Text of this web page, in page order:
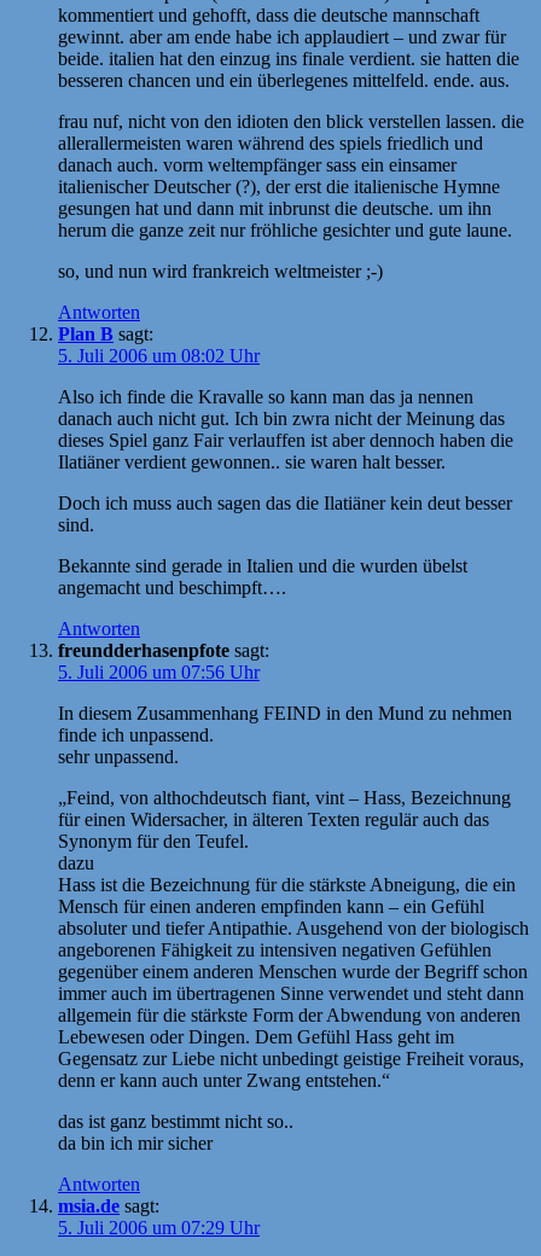
kommentiert und gehofft, dass die deutsche mannschaft
gewinnt. aber am ende habe ich applaudiert – und zwar für
beide. italien hat den einzug ins finale verdient. sie hatten die
besseren chancen und ein überlegenes mittelfeld. ende. aus.
frau nuf, nicht von den idioten den blick verstellen lassen. die
allerallermeisten waren während des spiels friedlich und
danach auch. vorm weltempfänger sass ein einsamer
italienischer Deutscher (?), der erst die italienische Hymne
gesungen hat und dann mit inbrunst die deutsche. um ihn
herum die ganze zeit nur fröhliche gesichter und gute laune.
so, und nun wird frankreich weltmeister ;-)
Antworten
Plan B sagt:
5. Juli 2006 um 08:02 Uhr
Also ich finde die Kravalle so kann man das ja nennen
danach auch nicht gut. Ich bin zwra nicht der Meinung das
dieses Spiel ganz Fair verlauffen ist aber dennoch haben die
Ilatiäner verdient gewonnen.. sie waren halt besser.
Doch ich muss auch sagen das die Ilatiäner kein deut besser
sind.
Bekannte sind gerade in Italien und die wurden übelst
angemacht und beschimpft….
Antworten
freundderhasenpfote sagt:
5. Juli 2006 um 07:56 Uhr
In diesem Zusammenhang FEIND in den Mund zu nehmen
finde ich unpassend.
sehr unpassend.
„Feind, von althochdeutsch fiant, vint – Hass, Bezeichnung
für einen Widersacher, in älteren Texten regulär auch das
Synonym für den Teufel.
dazu
Hass ist die Bezeichnung für die stärkste Abneigung, die ein
Mensch für einen anderen empfinden kann – ein Gefühl
absoluter und tiefer Antipathie. Ausgehend von der biologisch
angeborenen Fähigkeit zu intensiven negativen Gefühlen
gegenüber einem anderen Menschen wurde der Begriff schon
immer auch im übertragenen Sinne verwendet und steht dann
allgemein für die stärkste Form der Abwendung von anderen
Lebewesen oder Dingen. Dem Gefühl Hass geht im
Gegensatz zur Liebe nicht unbedingt geistige Freiheit voraus,
denn er kann auch unter Zwang entstehen.“
das ist ganz bestimmt nicht so..
da bin ich mir sicher
Antworten
msia.de sagt:
5. Juli 2006 um 07:29 Uhr